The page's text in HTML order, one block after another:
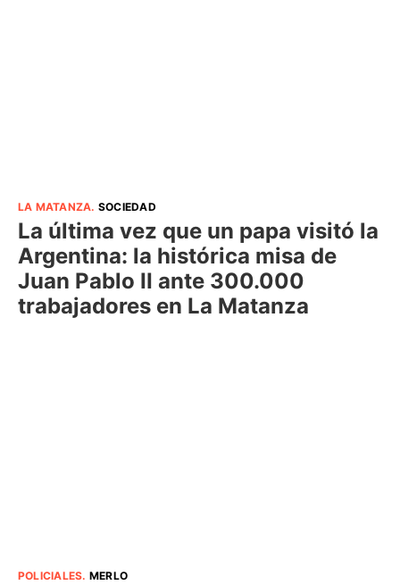
LA MATANZA. SOCIEDAD
La última vez que un papa visitó la
Argentina: la histórica misa de
Juan Pablo II ante 300.000
trabajadores en La Matanza
POLICIALES. MERLO